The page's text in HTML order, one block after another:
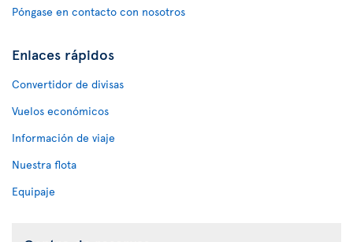
Póngase en contacto con nosotros
Enlaces rápidos
Convertidor de divisas
Vuelos económicos
Información de viaje
Nuestra flota
Equipaje